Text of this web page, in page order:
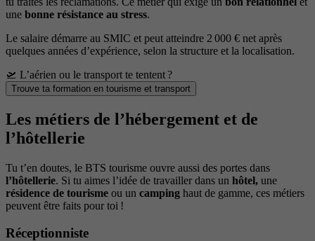
une bonne résistance au stress.
Le salaire démarre au SMIC et peut atteindre 2 000 € net après
quelques années d’expérience, selon la structure et la localisation.
🛫 L’aérien ou le transport te tentent ?
Trouve ta formation en tourisme et transport
Les métiers de l’hébergement et de
l’hôtellerie
Tu t’en doutes, le BTS tourisme ouvre aussi des portes dans
l’hôtellerie. Si tu aimes l’idée de travailler dans un hôtel, une
résidence de tourisme ou un camping haut de gamme, ces métiers
peuvent être faits pour toi !
Réceptionniste